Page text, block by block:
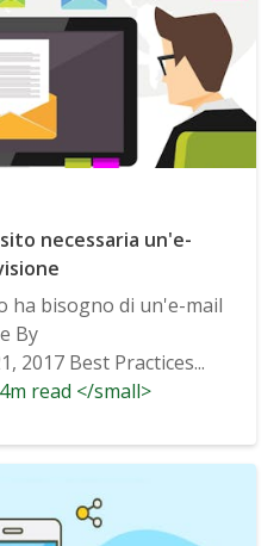
necessaria un'e-
ha bisogno di un'e-mail
By
2017 Best Practices...
read </small>